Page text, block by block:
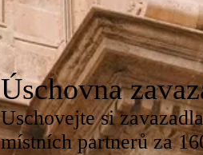
Úschovna
Uschovejte si
místních partnerů za